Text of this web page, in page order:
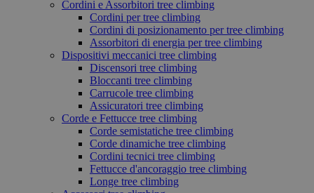
Cordini e Assorbitori tree climbing
Cordini per tree climbing
Cordini di posizionamento per tree climbing
Assorbitori di energia per tree climbing
Dispositivi meccanici tree climbing
Discensori tree climbing
Bloccanti tree climbing
Carrucole tree climbing
Assicuratori tree climbing
Corde e Fettucce tree climbing
Corde semistatiche tree climbing
Corde dinamiche tree climbing
Cordini tecnici tree climbing
Fettucce d'ancoraggio tree climbing
Longe tree climbing